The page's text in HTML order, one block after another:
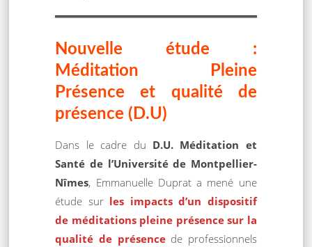
Nouvelle étude :
Méditation Pleine
Présence et qualité de
présence (D.U)
Dans le cadre du D.U. Méditation et
Santé de l’Université de Montpellier-
Nîmes, Emmanuelle Duprat a mené une
étude sur les impacts d’un dispositif
de méditations pleine présence sur la
qualité de présence de professionnels